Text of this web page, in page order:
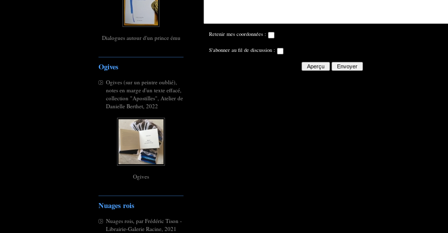
Dialogues autour d'un prince ému
Ogives
Ogives (sur un peintre oublié),
notes en marge d'un texte effacé,
collection "Apostilles", Atelier de
Danielle Berthet, 2022
Ogives
Nuages rois
Nuages rois, par Frédéric Tison -
Librairie-Galerie Racine, 2021
Retenir mes coordonnées :
S'abonner au fil de discussion :